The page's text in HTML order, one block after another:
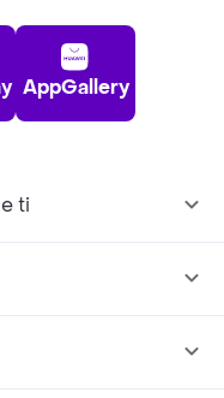
AppGallery
ti